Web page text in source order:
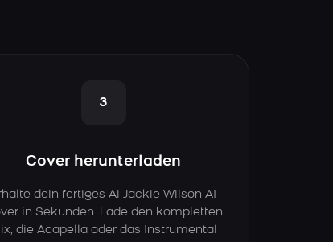
3
Cover herunterladen
dein fertiges Ai Jackie Wilson AI
in Sekunden. Lade den kompletten
die Acapella oder das Instrumental